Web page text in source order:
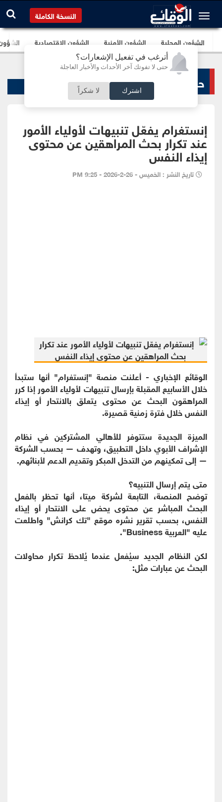
أترغب في تفعيل الإشعارات؟
حتى لا تفوتك آخر الأحداث والأخبار العاجلة
اشترك لا شكراً
النسخة الكاملة
الشؤون المحلية الشؤون الأمنية الشؤون الإقتصادية
حوادث ساخنة
إنستغرام يفعّل تنبيهات لأولياء الأمور
عند تكرار بحث المراهقين عن محتوى
إيذاء النفس
تاريخ النشر : الخميس - 26-2-2026 - 9:25 PM
الوقائع الإخباري - أعلنت منصة "إنستغرام" أنها ستبدأ
خلال الأسابيع المقبلة بإرسال تنبيهات لأولياء الأمور إذا كرر
المراهقون البحث عن محتوى يتعلق بالانتحار أو إيذاء
النفس خلال فترة زمنية قصيرة.
الميزة الجديدة ستتوفر للأهالي المشتركين في نظام
الإشراف الأبوي داخل التطبيق، وتهدف — بحسب الشركة
— إلى تمكينهم من التدخل المبكر وتقديم الدعم لأبنائهم.
متى يتم إرسال التنبيه؟
توضح المنصة، التابعة لشركة ميتا، أنها تحظر بالفعل
البحث المباشر عن محتوى يحض على الانتحار أو إيذاء
النفس، بحسب تقرير نشره موقع "تك كرانش" واطلعت
عليه "العربية Business".
لكن النظام الجديد سيُفعل عندما يُلاحظ تكرار محاولات
البحث عن عبارات مثل: